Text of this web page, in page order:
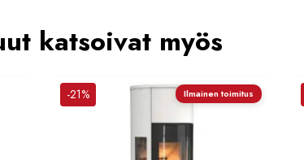
katsoivat myös
Ilmainen toimitus
-21%